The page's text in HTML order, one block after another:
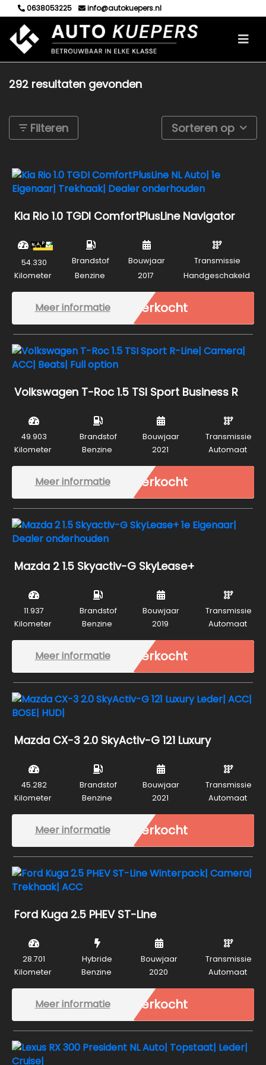
0638053225 info@autokuepers.nl
292 resultaten gevonden
Filteren Sorteren op
Kia Rio 1.0 TGDI ComfortPlusLine Navigator
54.330
Kilometer
Brandstof
Benzine
Bouwjaar
2017
Transmissie
Handgeschakeld
Meer informatie Verkocht
Volkswagen T-Roc 1.5 TSI Sport Business R
49.903
Kilometer
Brandstof
Benzine
Bouwjaar
2021
Transmissie
Automaat
Meer informatie Verkocht
Mazda 2 1.5 Skyactiv-G SkyLease+
11.937
Kilometer
Brandstof
Benzine
Bouwjaar
2019
Transmissie
Automaat
Meer informatie Verkocht
Mazda CX-3 2.0 SkyActiv-G 121 Luxury
45.282
Kilometer
Brandstof
Benzine
Bouwjaar
2021
Transmissie
Automaat
Meer informatie Verkocht
Ford Kuga 2.5 PHEV ST-Line
28.701
Kilometer
Hybride
Benzine
Bouwjaar
2020
Transmissie
Automaat
Meer informatie Verkocht